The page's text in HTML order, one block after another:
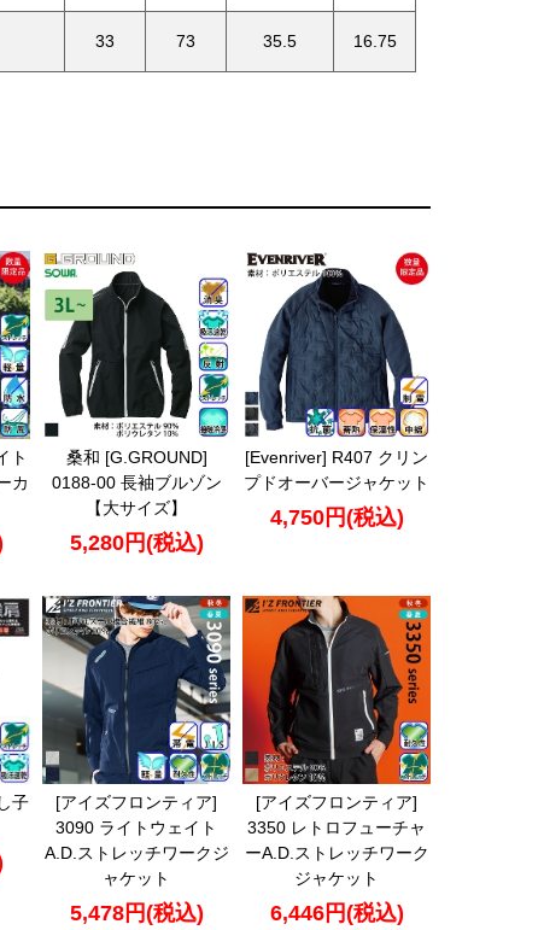
33 73 35.5 16.75
ト
カ
桑和 [G.GROUND]
0188-00 長袖ブルゾン
【大サイズ】
5,280円(税込)
[Evenriver] R407 クリン
プドオーバージャケット
4,750円(税込)
子
[アイズフロンティア]
3090 ライトウェイト
A.D.ストレッチワークジ
ャケット
5,478円(税込)
[アイズフロンティア]
3350 レトロフューチャ
ーA.D.ストレッチワーク
ジャケット
6,446円(税込)